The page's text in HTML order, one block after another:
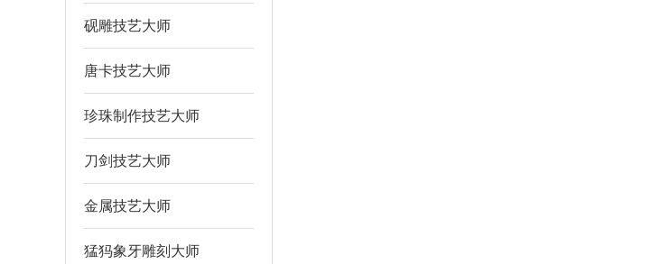
砚雕技艺大师
唐卡技艺大师
珍珠制作技艺大师
刀剑技艺大师
金属技艺大师
猛犸象牙雕刻大师